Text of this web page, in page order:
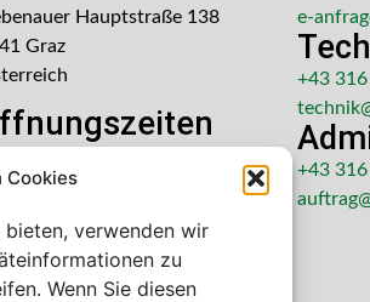
Cookies
bieten, verwenden wir
zu
Wenn Sie diesen
Hauptstraße 138
Graz
08:00 – 14:30 Uhr
e-
+43
+43